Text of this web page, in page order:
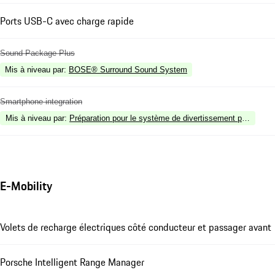
Ports USB-C avec charge rapide
Sound Package Plus
Mis à niveau par: BOSE® Surround Sound System
Smartphone integration
Mis à niveau par: Préparation pour le système de divertissement pour
E-Mobility
Volets de recharge électriques côté conducteur et passager avant
Porsche Intelligent Range Manager